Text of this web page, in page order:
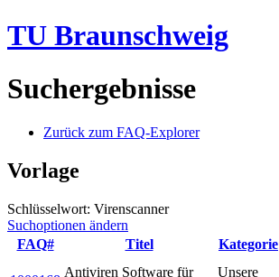
TU Braunschweig
Suchergebnisse
Zurück zum FAQ-Explorer
Vorlage
Schlüsselwort: Virenscanner
Suchoptionen ändern
FAQ#
Titel Kategorie
Antiviren Software für
Unsere